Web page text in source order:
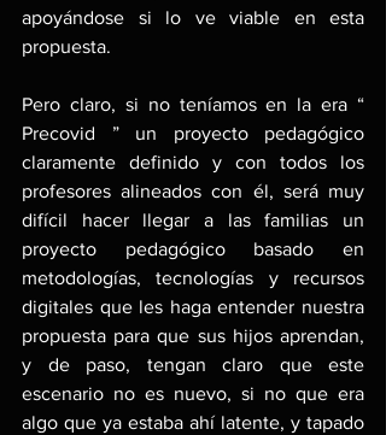
apoyándose si lo ve viable en esta
propuesta.
Pero claro, si no teníamos en la era “
Precovid ” un proyecto pedagógico
claramente definido y con todos los
profesores alineados con él, será muy
difícil hacer llegar a las familias un
proyecto pedagógico basado en
metodologías, tecnologías y recursos
digitales que les haga entender nuestra
propuesta para que sus hijos aprendan,
y de paso, tengan claro que este
escenario no es nuevo, si no que era
algo que ya estaba ahí latente, y tapado